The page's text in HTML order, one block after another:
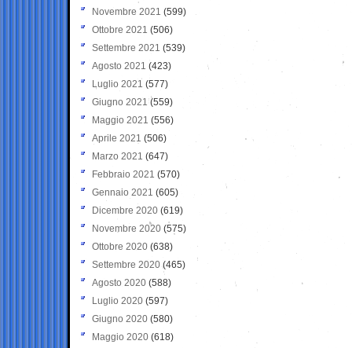
Novembre 2021 (599)
Ottobre 2021 (506)
Settembre 2021 (539)
Agosto 2021 (423)
Luglio 2021 (577)
Giugno 2021(559)
Maggio 2021 (556)
Aprile 2021 (506)
Marzo 2021 (647)
Febbraio 2021 (570)
Gennaio 2021 (605)
Dicembre 2020 (619)
Novembre 2020 (575)
Ottobre 2020 (638)
Settembre 2020(465)
Agosto 2020 (588)
Luglio 2020 (597)
Giugno 2020 (580)
Maggio 2020 (618)